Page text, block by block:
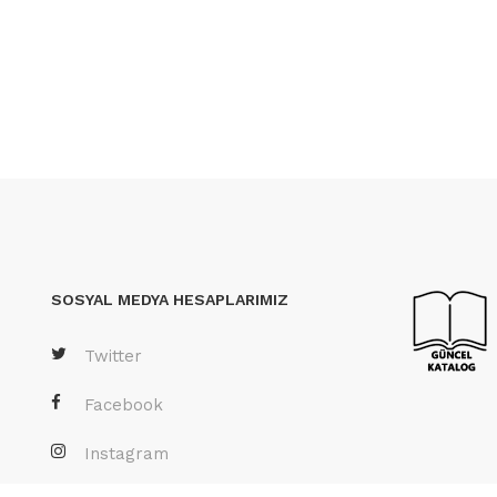
SOSYAL MEDYA HESAPLARIMIZ
Twitter
Facebook
Instagram